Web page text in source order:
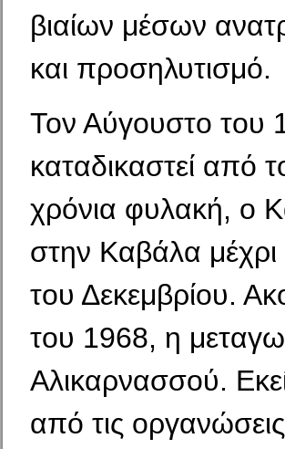
βιαίων μέσων
και προσηλυτισμό.
Τον Αύγουστο του
καταδικαστεί από
χρόνια φυλακή, ο
στην Καβάλα μέχρι
του Δεκεμβρίου.
του 1968, η
Αλικαρνασσού.
από τις